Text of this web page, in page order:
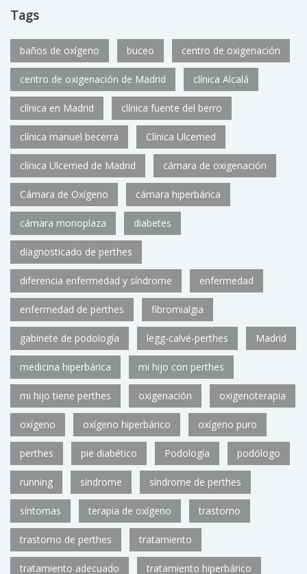
Tags
baños de oxígeno buceo centro de oxigenación
centro de oxigenación de Madrid clínica Alcalá
clínica en Madrid clínica fuente del berro
clínica manuel becerra Clínica Ulcemed
clínica Ulcemed de Madrid cámara de oxigenación
Cámara de Oxígeno cámara hiperbárica
cámara monoplaza diabetes
diagnosticado de perthes
diferencia enfermedad y síndrome enfermedad
enfermedad de perthes fibromialgia
gabinete de podología legg-calvé-perthes Madrid
medicina hiperbárica mi hijo con perthes
mi hijo tiene perthes oxigenación oxigenoterapia
oxígeno oxígeno hiperbárico oxígeno puro
perthes pie diabético Podología podólogo
running síndrome síndrome de perthes
síntomas terapia de oxígeno trastorno
trastorno de perthes tratamiento
tratamiento adecuado tratamiento hiperbárico